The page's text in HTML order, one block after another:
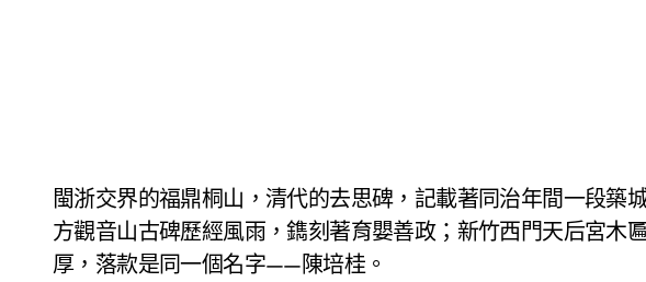
閩浙交界的福鼎桐山，清代的去思碑，記載著同治年間一段築城佳話；台北艋舺學海書院旁，一
方觀音山古碑歷經風雨，鐫刻著育嬰善政；新竹西門天后宮木
厚，落款是同一個名字——陳培桂。